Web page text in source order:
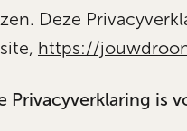
Deze
https://
Privacyverklaring is